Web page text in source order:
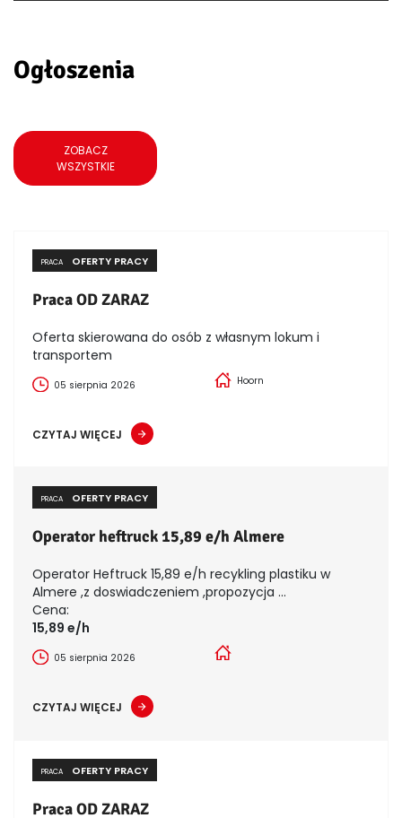
Ogłoszenia
ZOBACZ
WSZYSTKIE
PRACA OFERTY PRACY
Praca OD ZARAZ
Oferta skierowana do osób z własnym lokum i
transportem
05 sierpnia 2026 Hoorn
CZYTAJ WIĘCEJ
PRACA OFERTY PRACY
Operator heftruck 15,89 e/h Almere
Operator Heftruck 15,89 e/h recykling plastiku w
Almere ,z doswiadczeniem ,propozycja ...
Cena:
15,89 e/h
05 sierpnia 2026
CZYTAJ WIĘCEJ
PRACA OFERTY PRACY
Praca OD ZARAZ